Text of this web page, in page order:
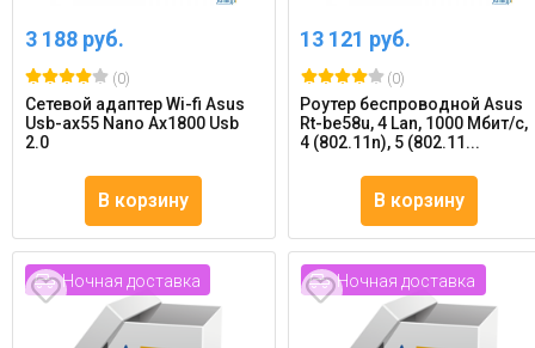
3 188 руб.
(0)
Сетевой адаптер Wi-fi Asus
Usb-ax55 Nano Ax1800 Usb
2.0
В корзину
13 121 руб.
(0)
Роутер беспроводной Asus
Rt-be58u, 4 Lan, 1000 Мбит/с,
4 (802.11n), 5 (802.11...
В корзину
Ночная доставка Ночная доставка